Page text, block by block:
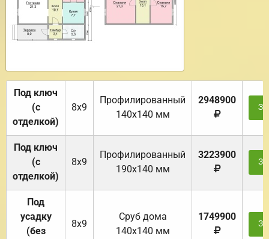
Под ключ
(с
отделкой)
8х9
Профилированный
140х140 мм
2948900
Под ключ
(с
отделкой)
8х9
Профилированный
190х140 мм
3223900
Под
усадку
(без
8х9
Cруб дома
140х140 мм
1749900